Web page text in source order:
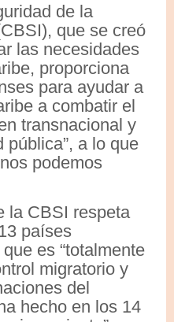
de la
que se creó
las necesidades
proporciona
para ayudar a
a combatir el
transnacional y
pública”, a lo que
podemos
la CBSI respeta
países
es “totalmente
migratorio y
del
hecho en los 14